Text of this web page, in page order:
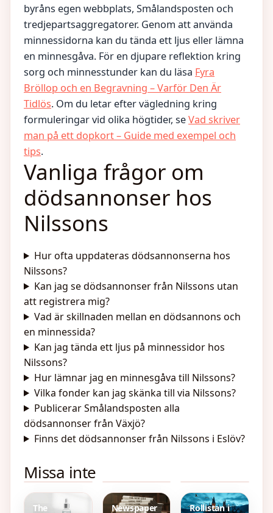
byråns egen webbplats, Smålandsposten och
tredjepartsaggregatorer. Genom att använda
minnessidorna kan du tända ett ljus eller lämna
en minnesgåva. För en djupare reflektion kring
sorg och minnesstunder kan du läsa Fyra
Bröllop och en Begravning – Varför Den Är
Tidlös. Om du letar efter vägledning kring
formuleringar vid olika högtider, seVad skriver
man på ett dopkort – Guide med exempel och
tips.
Vanliga frågor om
dödsannonser hos
Nilssons
Hur ofta uppdateras dödsannonserna hos
Nilssons?
Kan jag se dödsannonser från Nilssons utan
att registrera mig?
Vad är skillnaden mellan en dödsannons och
en minnessida?
Kan jag tända ett ljus på minnessidor hos
Nilssons?
Hur lämnar jag en minnesgåva till Nilssons?
Vilka fonder kan jag skänka till via Nilssons?
Publicerar Smålandsposten alla
dödsannonser från Växjö?
Finns det dödsannonser från Nilssons i Eslöv?
Missa inte
slott till salu
i Sverige –
och 22K
– Inger
Nilsson i
The
Newspaper
Rollistan i